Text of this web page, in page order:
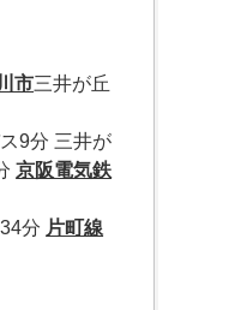
市三井が丘
9分 三井が
京阪電気鉄
分 片町線